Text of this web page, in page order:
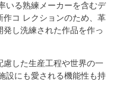
いる熟練メーカーを含むデ
コ レクションのため、革
し洗練された作品を作っ
慮した生産工程や世界の一
設にも愛される機能性も持